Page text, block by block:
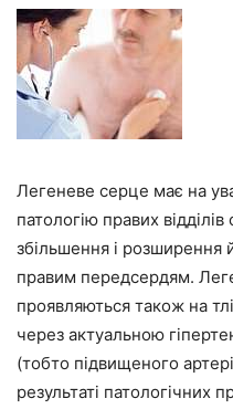
Легеневе серце має на
патологію правих
збільшення і розширення
правим передсердям.
проявляються також на
через актуальною
(тобто підвищеного
результаті патологічних